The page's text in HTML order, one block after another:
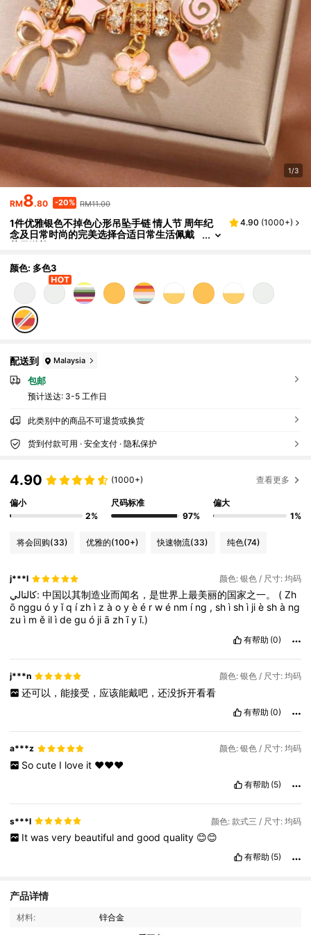
1/3
RM8.80 -20% RM11.00
1件优雅银色不掉色心形吊坠手链 情人节 周年纪
念及日常时尚的完美选择合适日常生活佩戴
节日送礼
4.90 (1000+)
颜色: 多色3
配送到 Malaysia
包邮
预计送达: 3-5 工作日
此类别中的商品不可退货或换货
货到付款可用 · 安全支付 · 隐私保护
4.90 (1000+) 查看更多
偏小
2%
尺码标准
97%
偏大
1%
将会回购(33) 优雅的(100+) 快速物流(33) 纯色(74)
j***l 颜色: 银色 / 尺寸: 均码
كالتالي:中国以其制造业而闻名，是世界上最美丽的国家之一。 (Zh
ō ngguóyǐq ízhìzàoyèé rwé nm í ng ,shìshì jièshà ng
zuì mě ilìdeguó jiāzhīyī.)
有帮助 (0)
j***n 颜色: 银色 / 尺寸: 均码
还可以，能接受，应该能戴吧，还没拆开看看
有帮助 (0)
a***z 颜色: 银色 / 尺寸: 均码
So cute I love it ❤️❤️❤️
有帮助 (5)
s***l 颜色: 款式三 / 尺寸: 均码
It was very beautiful and good quality 😊😊
有帮助 (5)
产品详情
材料: 锌合金